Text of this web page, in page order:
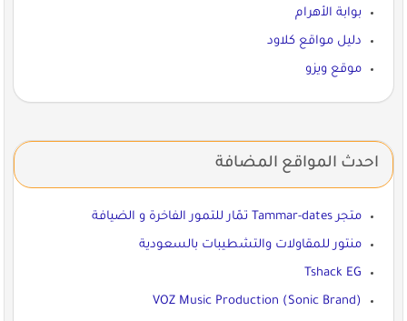
بوابة الأهرام
دليل مواقع كلاود
موقع ويزو
احدث المواقع المضافة
متجر Tammar-dates تمّار للتمور الفاخرة و الضيافة
منتور للمقاولات والتشطيبات بالسعودية
Tshack EG
VOZ Music Production (Sonic Brand)